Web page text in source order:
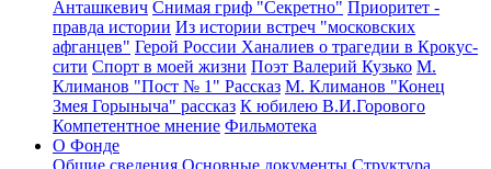
Анташкевич Снимая гриф "Секретно" Приоритет -
правда истории Из истории встреч "московских
афганцев" Герой России Ханалиев о трагедии в Крокус-
сити Спорт в моей жизни Поэт Валерий Кузько М.
Климанов "Пост № 1" Рассказ М. Климанов "Конец
Змея Горыныча" рассказ К юбилею В.И.Горового
Компетентное мнение Фильмотека
О Фонде
Общие сведения Основные документы Структура